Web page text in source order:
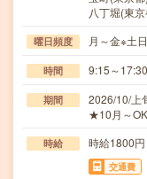
八丁堀(東
曜日頻度 月～金※土
時間 9:15～
期間
2026/10/上
★10月～OK
時給 時給1800円
交通費